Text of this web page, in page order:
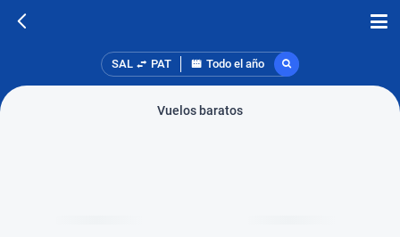
SAL PAT Todo el año
Vuelos baratos